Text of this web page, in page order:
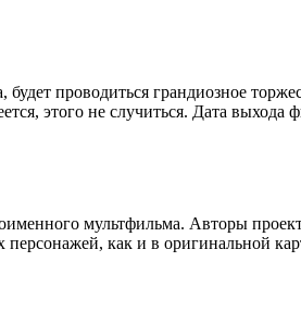
проводиться грандиозное
этого не случиться. Дата
мультфильма. Авторы
как и в оригинальной